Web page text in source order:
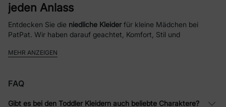
jeden Anlass
Entdecken Sie die niedliche Kleiderfür kleine Mädchen bei
PatPat. Wir haben darauf geachtet, Komfort, Stil und
aussieht und sich wohlfühlt. Mit einer Vielzahl verspielter
Warum unsere Kleider für Kleinkind-
MEHR ANZEIGEN
FAQ
Gibt es bei den Toddler Kleidern auch beliebte Charaktere?